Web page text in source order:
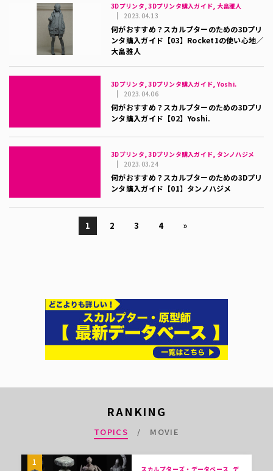
3Dプリンタ, 3Dプリンタ購入ガイド, 大畠雅人
2023.04.13
何がおすすめ？スカルプターのための3Dプリ
ンタ購入ガイド【03】Rocket1の使い心地／
大畠雅人
3Dプリンタ, 3Dプリンタ購入ガイド, Yoshi.
2023.04.06
何がおすすめ？スカルプターのための3Dプリ
ンタ購入ガイド【02】Yoshi.
3Dプリンタ, 3Dプリンタ購入ガイド, タンノハジメ
2023.03.24
何がおすすめ？スカルプターのための3Dプリ
ンタ購入ガイド【01】タンノハジメ
1 2 3 4 »
RANKING
TOPICS MOVIE
1
スカルプターズ・データベース, デ